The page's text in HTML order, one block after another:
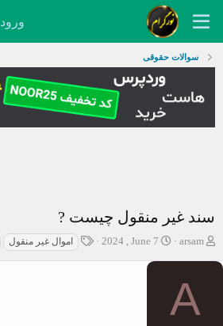
ورود
سوالات حقوقی
سند غیر منقول چیست ?
ش
arsam
ت2024 , June 7
ب اموال غیر منقول
A